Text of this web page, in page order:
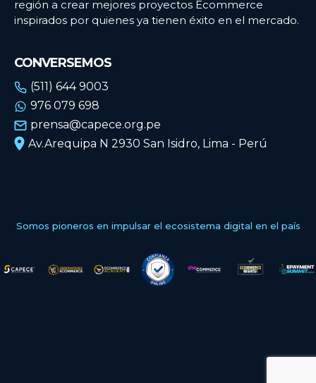
región a crear mejores proyectos Ecommerce
inspirados por quienes ya tienen éxito en el mercado.
CONVERSEMOS
(511) 644 9003
976 079 698
prensa@capece.org.pe
Av.Arequipa N 2930 San Isidro, Lima - Perú
Somos pioneros en impulsar el ecosistema digital en el país